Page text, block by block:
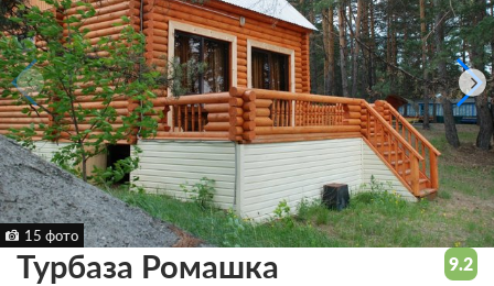
15 фото
Турбаза Ромашка 9.2